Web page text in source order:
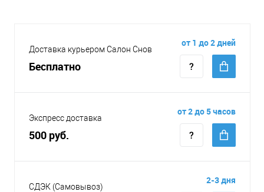
Доставка курьером Салон Снов
Бесплатно
от 1 до 2 дней
Экспресс доставка
500 руб.
от 2 до 5 часов
СДЭК (Самовывоз)
2-3 дня